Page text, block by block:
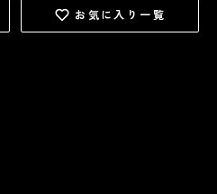
お気に入り一覧